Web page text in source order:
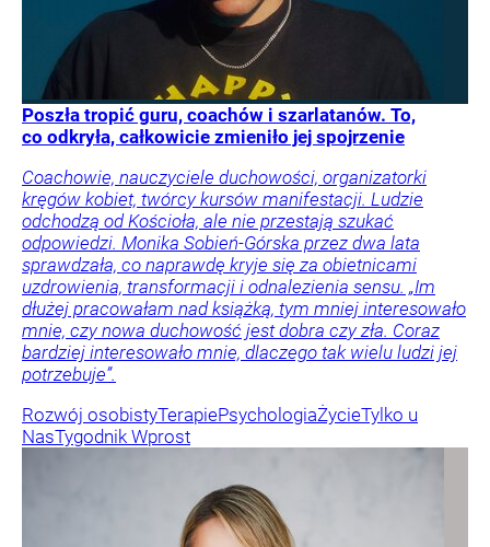
Poszła tropić guru, coachów i szarlatanów. To,
co odkryła, całkowicie zmieniło jej spojrzenie
Coachowie, nauczyciele duchowości, organizatorki
kręgów kobiet, twórcy kursów manifestacji. Ludzie
odchodzą od Kościoła, ale nie przestają szukać
odpowiedzi. Monika Sobień-Górska przez dwa lata
sprawdzała, co naprawdę kryje się za obietnicami
uzdrowienia, transformacji i odnalezienia sensu. „Im
dłużej pracowałam nad książką, tym mniej interesowało
mnie, czy nowa duchowość jest dobra czy zła. Coraz
bardziej interesowało mnie, dlaczego tak wielu ludzi jej
potrzebuje”.
Rozwój osobistyTerapiePsychologiaŻycieTylko u
NasTygodnik Wprost